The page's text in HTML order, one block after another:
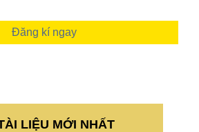
Đăng kí ngay
LIỆU MỚI NHẤT